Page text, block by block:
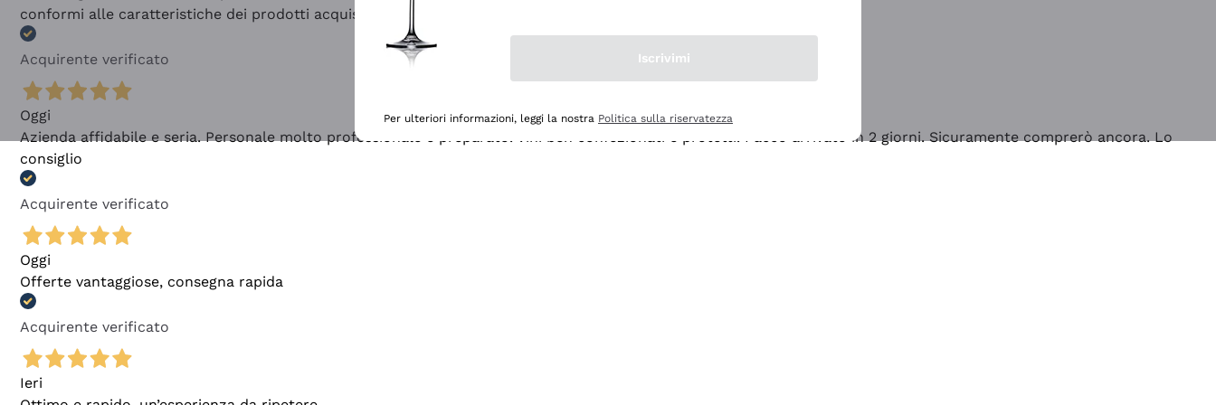
conformi alle caratteristiche dei prodotti acquistati
Acquirente verificato
Oggi
Azienda affidabile e seria. Personale molto professionale e preparato. Vini ben confezionati e protetti. Pacco arrivato in 2 giorni. Sicuramente comprerò ancora. Lo
consiglio
Acquirente verificato
Oggi
Offerte vantaggiose, consegna rapida
Acquirente verificato
Ieri
Iscrivimi
Per ulteriori informazioni, leggi la nostra Politica sulla riservatezza